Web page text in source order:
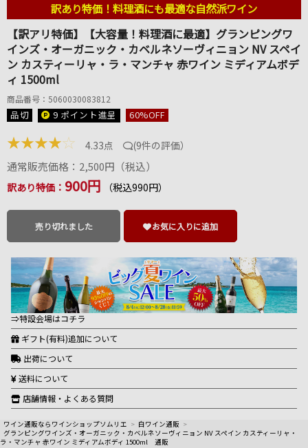
訳あり特価！料理酒にも最適な自然派ワイン
【訳アリ特価】【大容量！料理酒に最適】グランピングワ
インズ・オーガニック・カベルネソーヴィニョン NV スペイ
ン カスティーリャ・ラ・マンチャ 赤ワイン ミディアムボデ
ィ 1500ml
商品番号：5060030083812
品切 9 ポイント進呈 60%OFF
★★★★☆ 4.33点 (9件の評価）
通常販売価格： 2,500円（税込）
訳あり特価： 900円 （税込990円）
売り切れました お気に入りに追加
⇒特設会場はコチラ
ギフト(有料)追加について
出荷について
送料について
店舗情報・よくある質問
ワイン通販ならワインショップソムリエ > 白ワイン通販 >
グランピングワインズ・オーガニック・カベルネソーヴィニョン NV スペイン カスティーリャ・
ラ・マンチャ 赤ワイン ミディアムボディ 1500ml 通販